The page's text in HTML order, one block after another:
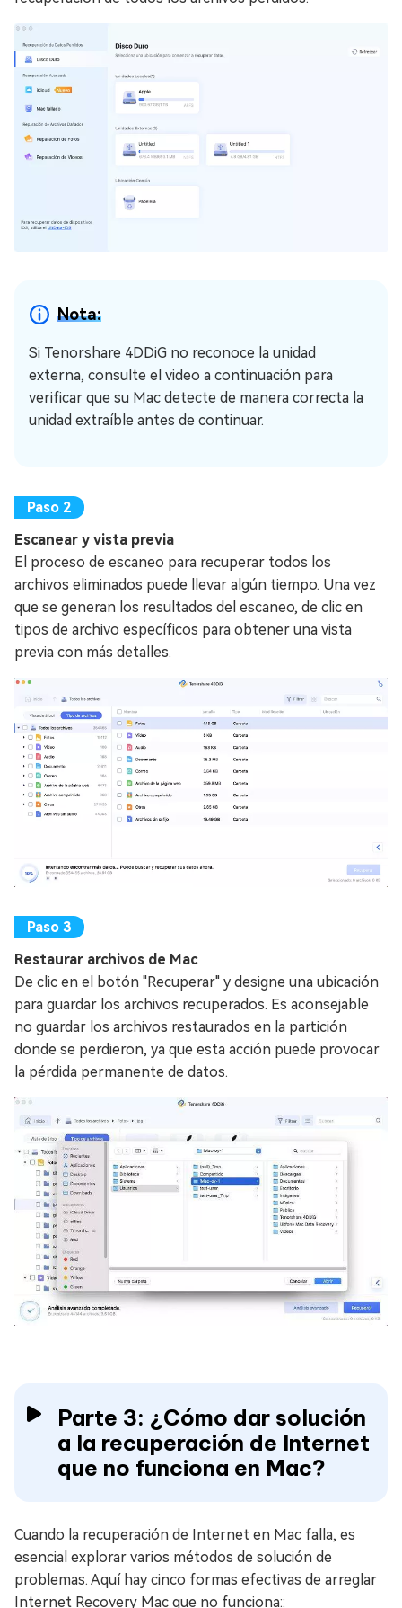
Nota:
Si Tenorshare 4DDiG no reconoce la unidad
externa, consulte el video a continuación para
verificar que su Mac detecte de manera correcta la
unidad extraíble antes de continuar.
Escanear y vista previa
El proceso de escaneo para recuperar todos los
archivos eliminados puede llevar algún tiempo. Una vez
que se generan los resultados del escaneo, de clic en
tipos de archivo específicos para obtener una vista
previa con más detalles.
Restaurar archivos de Mac
De clic en el botón "Recuperar" y designe una ubicación
para guardar los archivos recuperados. Es aconsejable
no guardar los archivos restaurados en la partición
donde se perdieron, ya que esta acción puede provocar
la pérdida permanente de datos.
Parte 3: ¿Cómo dar solución
a la recuperación de Internet
que no funciona en Mac?
Cuando la recuperación de Internet en Mac falla, es
esencial explorar varios métodos de solución de
problemas. Aquí hay cinco formas efectivas de arreglar
Internet Recovery Mac que no funciona::